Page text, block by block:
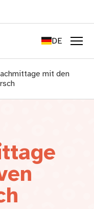
DE
LU
mit den